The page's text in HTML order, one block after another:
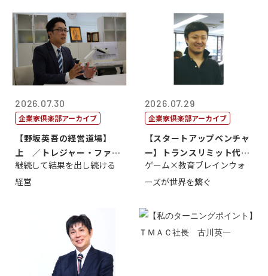
2026.07.30
企業家倶楽部アーカイブ
【野坂英吾の経営道場】
上 ／トレジャー・ファク
トリー社長野坂...
継続して結果を出し続ける
経営
2026.07.29
企業家倶楽部アーカイブ
【スタートアップベンチャ
ー】トランスリミット代表
取締役社長 ...
ゲーム×教育ブレインウォ
ーズが世界を繋ぐ